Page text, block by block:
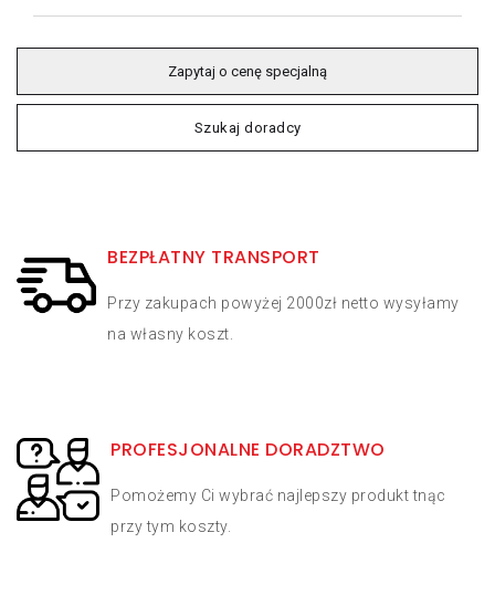
Zapytaj o cenę specjalną
Szukaj doradcy
BEZPŁATNY TRANSPORT
Przy zakupach powyżej 2000zł netto wysyłamy
na własny koszt.
PROFESJONALNE DORADZTWO
Pomożemy Ci wybrać najlepszy produkt tnąc
przy tym koszty.